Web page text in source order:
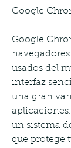
Google
Google
usados del
interfaz
una gran
un sistema
que protege